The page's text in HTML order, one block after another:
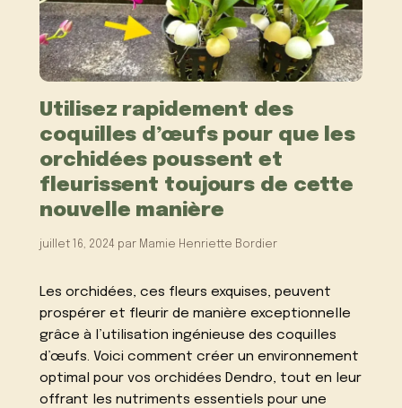
Utilisez rapidement des
coquilles d’œufs pour que les
orchidées poussent et
fleurissent toujours de cette
nouvelle manière
juillet 16, 2024 par Mamie Henriette Bordier
Les orchidées, ces fleurs exquises, peuvent
prospérer et fleurir de manière exceptionnelle
grâce à l’utilisation ingénieuse des coquilles
d’œufs. Voici comment créer un environnement
optimal pour vos orchidées Dendro, tout en leur
offrant les nutriments essentiels pour une